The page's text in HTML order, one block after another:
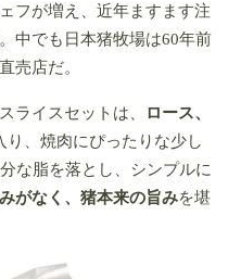
フが増え、近年ますます注
中でも日本猪牧場は60年前
売店だ。
ライスセットは、
ロース、
り、焼肉にぴったりな少し
な脂を落とし、シンプルに
がなく、猪本来の旨みを堪